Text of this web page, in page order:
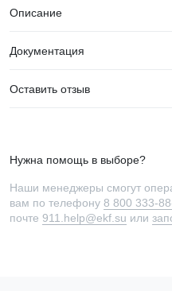
Описание
Документация
Оставить отзыв
Нужна помощь в выборе?
Наши менеджеры смогут
вам по телефону 8 800 333-
почте 911.help@ekf.su или